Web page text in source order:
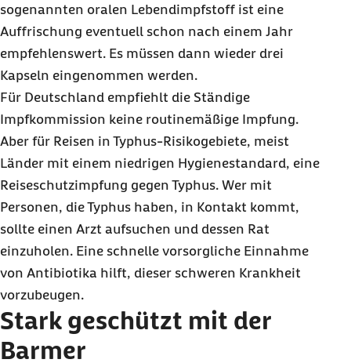
sogenannten oralen Lebendimpfstoff ist eine
Auffrischung eventuell schon nach einem Jahr
empfehlenswert. Es müssen dann wieder drei
Kapseln eingenommen werden.
Für Deutschland empfiehlt die Ständige
Impfkommission keine routinemäßige Impfung.
Aber für Reisen in Typhus-Risikogebiete, meist
Länder mit einem niedrigen Hygienestandard, eine
Reiseschutzimpfung gegen Typhus. Wer mit
Personen, die Typhus haben, in Kontakt kommt,
sollte einen Arzt aufsuchen und dessen Rat
einzuholen. Eine schnelle vorsorgliche Einnahme
von Antibiotika hilft, dieser schweren Krankheit
vorzubeugen.
Stark geschützt mit der
Barmer